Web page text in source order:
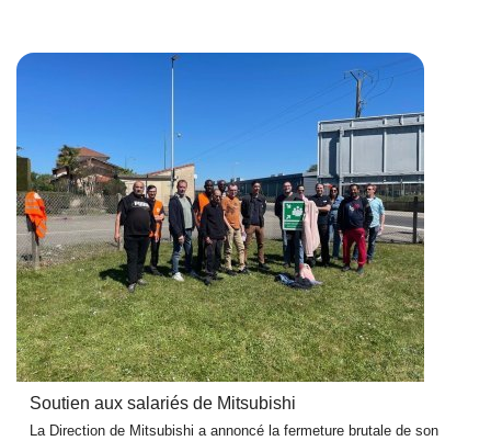
Soutien aux salariés de Mitsubishi
La Direction de Mitsubishi a annoncé la fermeture brutale de son